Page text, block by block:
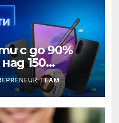
с до 90%
150
Vivacom
TEAM